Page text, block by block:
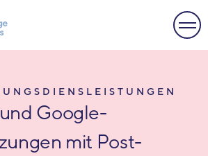
Google-
mit Post-